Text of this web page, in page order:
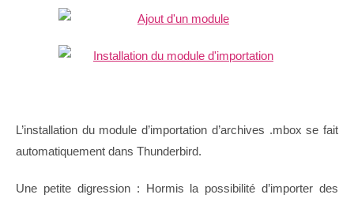
L’installation du module d’importation d’archives .mbox se fait
automatiquement dans Thunderbird.
Une petite digression : Hormis la possibilité d’importer des